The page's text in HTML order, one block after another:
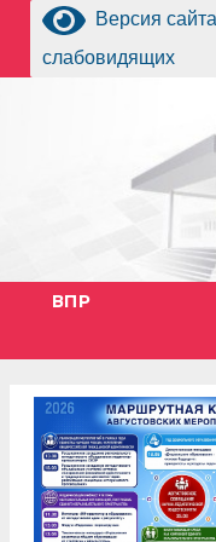
Версия
слабовидящих
ВПР